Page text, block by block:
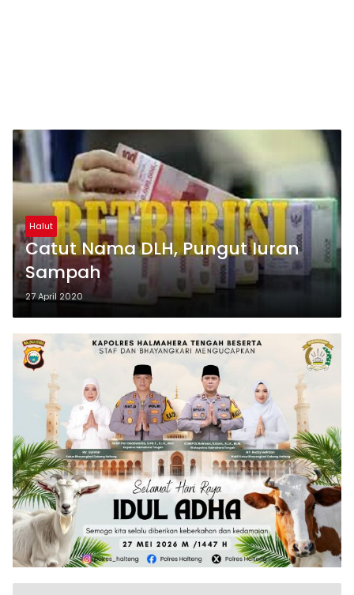
Halut
Catut Nama DLH, Pungut Iuran
Sampah
27 April 2020